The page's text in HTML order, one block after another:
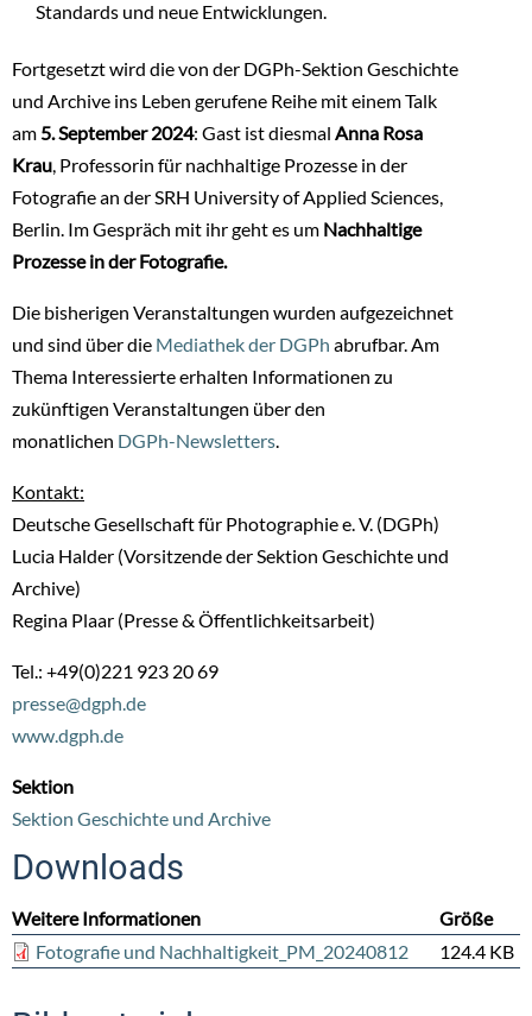
Standards und neue Entwicklungen.
Fortgesetzt wird die von der DGPh-Sektion Geschichte
und Archive ins Leben gerufene Reihe mit einem Talk
am 5. September 2024: Gast ist diesmal Anna Rosa
Krau , Professorin für nachhaltige Prozesse in der
Fotografie an der SRH University of Applied Sciences,
Berlin. Im Gespräch mit ihr geht es um Nachhaltige
Prozesse in der Fotografie.
Die bisherigen Veranstaltungen wurden aufgezeichnet
und sind über die Mediathek der DGPh abrufbar. Am
Thema Interessierte erhalten Informationen zu
zukünftigen Veranstaltungen über den
monatlichen DGPh-Newsletters
Kontakt:
Deutsche Gesellschaft für Photographie e. V. (DGPh)
Lucia Halder (Vorsitzende der Sektion Geschichte und
Archive)
Regina Plaar (Presse & Öffentlichkeitsarbeit)
Tel.: +49(0)221 923 20 69
presse@dgph.de
www.dgph.de
Sektion
Sektion Geschichte und Archive
Downloads
Weitere Informationen
Größe
Fotografie und Nachhaltigkeit_PM_20240812
124.4 KB